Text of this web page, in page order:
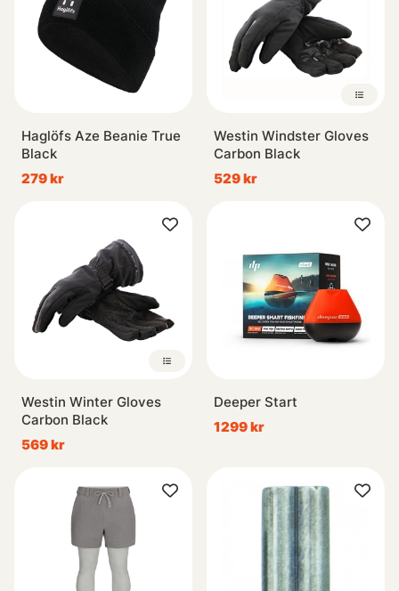
Haglöfs Aze Beanie True
Black
279 kr
Westin Windster Gloves
Carbon Black
529 kr
Westin Winter Gloves
Carbon Black
569 kr
Deeper Start
1299 kr